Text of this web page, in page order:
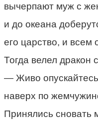
вычерпают муж с
и до океана
его царство, и всем
Тогда велел дракон
— Живо
наверх по
Принялись